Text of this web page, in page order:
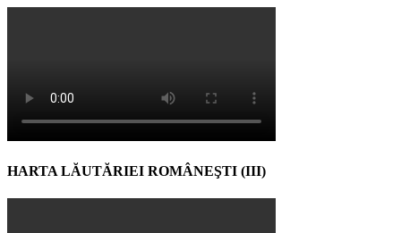
HARTA LĂUTĂRIEI ROMÂNEŞTI (III)